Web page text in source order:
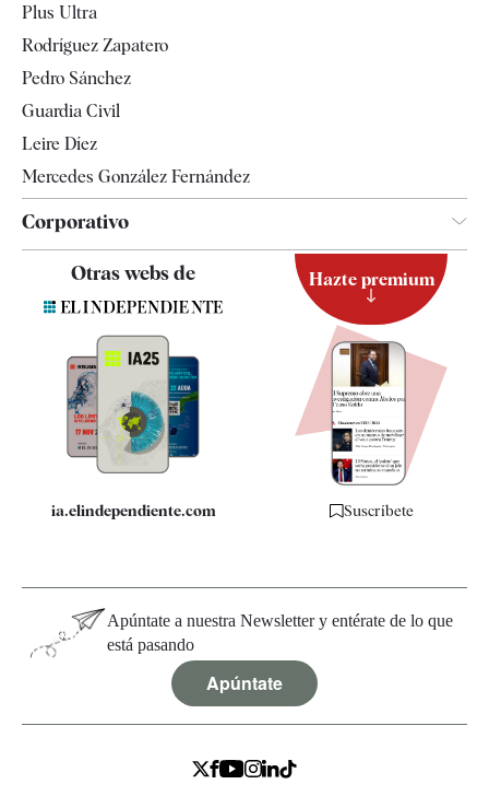
Televisión
Plus Ultra
Rodríguez Zapatero
Pedro Sánchez
Guardia Civil
Leire Díez
Mercedes González Fernández
Corporativo
Quiénes somos
Especificaciones
Otras webs de
ia.elindependiente.com
Hazte premium
Suscríbete
Apúntate a nuestra Newsletter y entérate de lo que
está pasando
Apúntate